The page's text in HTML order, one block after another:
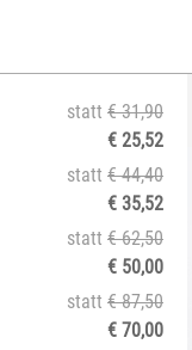
statt € 31,90
€ 25,52
statt € 44,40
€ 35,52
statt € 62,50
€ 50,00
statt € 87,50
€ 70,00